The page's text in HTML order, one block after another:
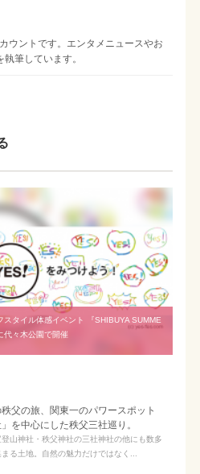
ウントです。エンタメニュースやお
筆しています。
タイル体感イベント 『SHIBUYA SUMME
代々木公園で開催
父の旅、関東一のパワースポット
」を中心にした秩父三社巡り。
山神社・秩父神社の三社神社の他にも数多
まる土地。自然の魅力だけではなく...